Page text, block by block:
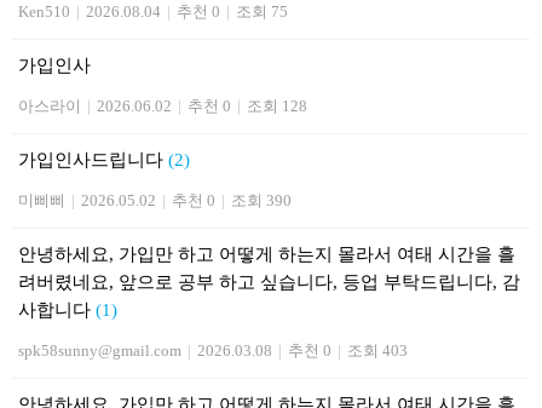
Ken510 | 2026.08.04 | 추천 0 | 조회 75
가입인사
아스라이 | 2026.06.02 | 추천 0 | 조회 128
가입인사드립니다 (2)
미삐삐 | 2026.05.02 | 추천 0 | 조회 390
안녕하세요, 가입만 하고 어떻게 하는지 몰라서 여태 시간을 흘
려버렸네요, 앞으로 공부 하고 싶습니다, 등업 부탁드립니다, 감
사합니다 (1)
spk58sunny@gmail.com | 2026.03.08 | 추천 0 | 조회 403
안녕하세요, 가입만 하고 어떻게 하는지 몰라서 여태 시간을 흘